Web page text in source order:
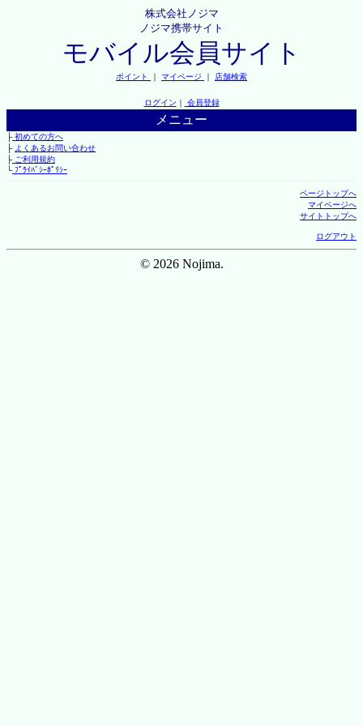
株式会社ノジマ
ノジマ携帯サイト
モバイル会員サイト
ポイント ｜ マイページ ｜ 店舗検索
ログイン ｜ 会員登録
メニュー
├初めての方へ
├ よくあるお問い合わせ
├ご利用規約
└ﾌﾟﾗｲﾊﾞｼｰﾎﾟﾘｼｰ
ページトップへ
マイページへ
サイトトップへ
ログアウト
© 2026 Nojima.